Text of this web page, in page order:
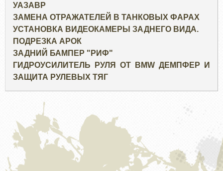
УАЗАВР
ЗАМЕНА ОТРАЖАТЕЛЕЙ В ТАНКОВЫХ ФАРАХ
УСТАНОВКА ВИДЕОКАМЕРЫ ЗАДНЕГО ВИДА.
ПОДРЕЗКА АРОК
ЗАДНИЙ БАМПЕР "РИФ"
ГИДРОУСИЛИТЕЛЬ РУЛЯ ОТ BMW ДЕМПФЕР И
ЗАЩИТА РУЛЕВЫХ ТЯГ